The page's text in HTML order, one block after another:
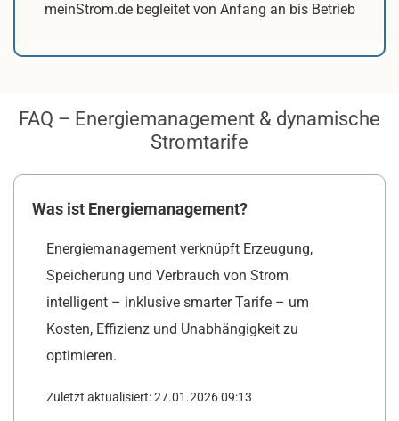
meinStrom.de begleitet von Anfang an bis Betrieb
FAQ – Energiemanagement & dynamische
Stromtarife
Was ist Energiemanagement?
Energiemanagement verknüpft Erzeugung,
Speicherung und Verbrauch von Strom
intelligent – inklusive smarter Tarife – um
Kosten, Effizienz und Unabhängigkeit zu
optimieren.
Zuletzt aktualisiert: 27.01.2026 09:13